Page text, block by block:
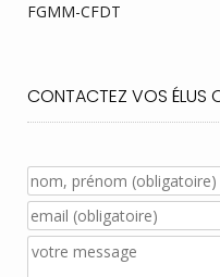
FGMM-CFDT
CONTACTEZ VOS ÉLUS